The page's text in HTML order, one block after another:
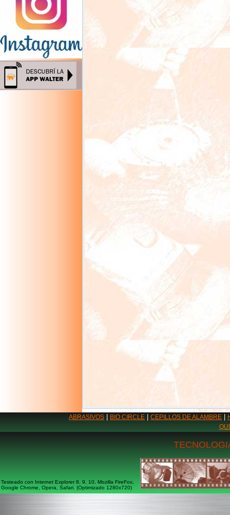
ABRASIVOS BIO CIRCLE CEPILLOS DE ALAMBRE
Testeado con Internet Explorer 8, 9, 10, Mozilla FireFox,
Google Chrome, Opera, Safari. (Optimizado 1280x720)